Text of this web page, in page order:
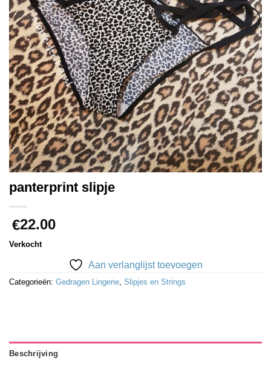
panterprint slipje
€22.00
Verkocht
Aan verlanglijst toevoegen
Categorieën: Gedragen Lingerie, Slipjes en Strings
Beschrijving